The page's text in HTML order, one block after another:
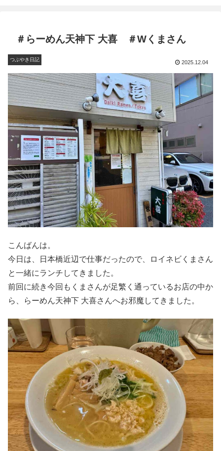
＃らーめん天神下 大喜 ＃Wくまさん
つぶやき日記
2025.12.04
こんばんは。
今日は、日本橋近辺で仕事だったので、ロイネビくまさん
と一緒にランチしてきました。
前回に続き今回もくまさんが足繁く通っているお店の中か
ら、らーめん天神下 大喜さんへお邪魔してきました。